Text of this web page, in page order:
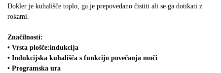
Dokler je kuhališče toplo, ga je prepovedano čistiti ali se ga dotikati z
rokami.
Značilnosti:
• Vrsta plošče:indukcija
• Indukcijska kuhališča s funkcijo povečanja moči
• Programska ura